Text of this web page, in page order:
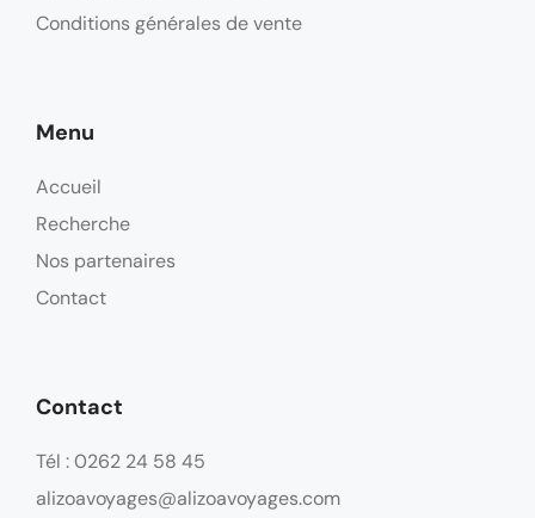
Conditions générales de vente
Menu
Accueil
Recherche
Nos partenaires
Contact
Contact
Tél : 0262 24 58 45
alizoavoyages@alizoavoyages.com